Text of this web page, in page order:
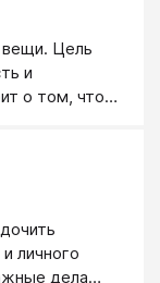
Цель
и
о том, что
целостность
личного
дела